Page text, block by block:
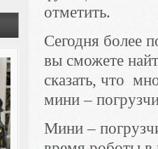
отметить.
Сегодня более
вы сможете
сказать, что
мини –
Мини –